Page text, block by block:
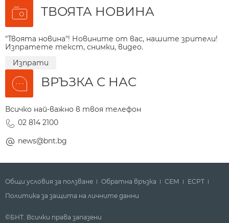
ТВОЯТА НОВИНА
"Твоята новина"! Новините от вас, нашите зрители!
Изпратете текст, снимки, видео.
Изпрати
ВРЪЗКА С НАС
Всичко най-важно в твоя телефон
02 814 2100
news@bnt.bg
Общи условия за ползване Обратна връзка СЕМ
ECPT
Политика за защита на личните данни
©БНТ. Всички права запазени